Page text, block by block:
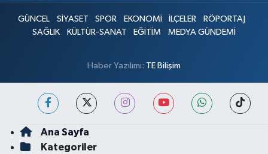
GÜNCEL SİYASET SPOR EKONOMİ İLÇELER
RÖPORTAJ
SAĞLIK
KÜLTÜR-SANAT EĞİTİM MEDYA GÜNDEMİ
Haber Yazılımı: TE Bilişim
Ana Sayfa
Kategoriler